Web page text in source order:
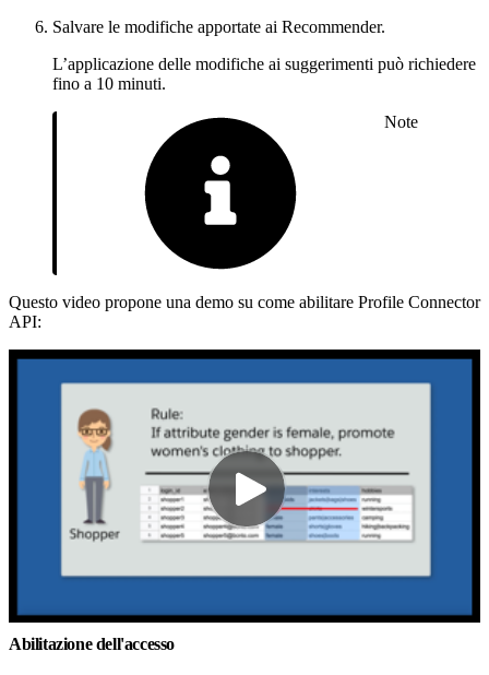
Salvare le modifiche apportate ai Recommender.
L’applicazione delle modifiche ai suggerimenti può richiedere
fino a 10 minuti.
Note
Questo video propone una demo su come abilitare Profile Connector
API:
Abilitazione dell'accesso